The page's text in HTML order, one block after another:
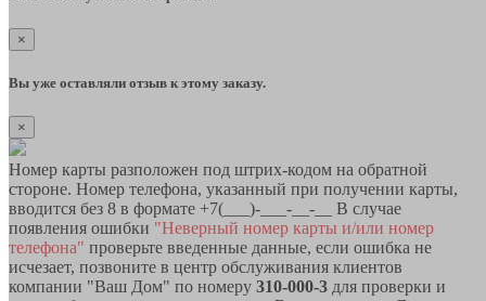
×
Вы уже оставляли отзыв к этому заказу.
×
Номер карты разположен под штрих-кодом на обратной
стороне. Номер телефона, указанный при получении карты,
вводится без 8 в формате +7(___)-___-__-__ В случае
появления ошибки "Неверный номер карты и/или номер
телефона" проверьте введенные данные, если ошибка не
исчезает, позвоните в центр обслуживания клиентов
компании "Ваш Дом" по номеру 310-000-3 для проверки и